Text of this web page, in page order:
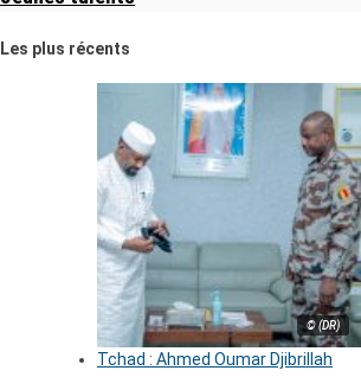
Les plus récents
© (DR)
Tchad : Ahmed Oumar Djibrillah